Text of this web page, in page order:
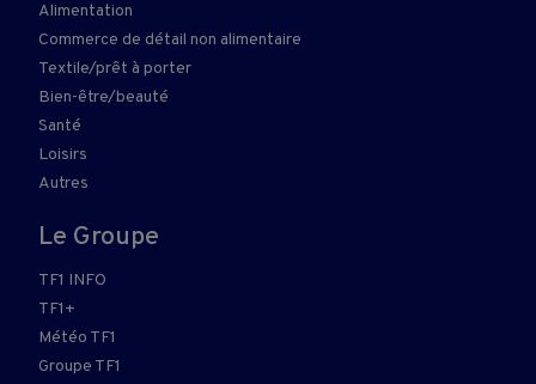
Alimentation
Commerce de détail non alimentaire
Textile/prêt à porter
Bien-être/beauté
Santé
Loisirs
Autres
Le Groupe
TF1 INFO
TF1+
Météo TF1
Groupe TF1